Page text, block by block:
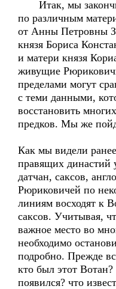
Итак, мы
по различным
от Анны Петровны
князя Бориса
и матери князя
живущие
пределами могут
с теми данными,
восстановить
предков. Мы же
Как мы видели
правящих династий
датчан, саксов,
Рюриковичей по
линиям восходят к
саксов. Учитывая,
важное место во
необходимо
подробно. Прежде
кто был этот Вотан?
появился? что